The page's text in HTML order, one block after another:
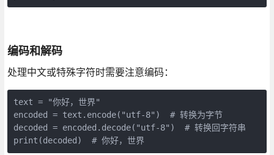
编码和解码
处理中文或特殊字符时需要注意编码：
text = "你好，世界"
encoded = text.encode("utf-8")  # 转换为字节
decoded = encoded.decode("utf-8")  # 转换回字符串
print(decoded)  # 你好，世界